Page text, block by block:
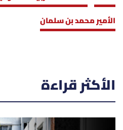
الأمير محمد بن سلمان
الأكثر قراءة